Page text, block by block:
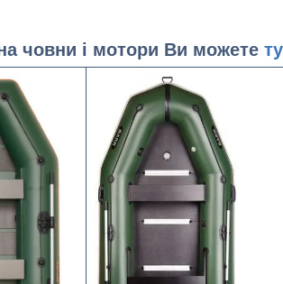
на човни і мотори Ви можете